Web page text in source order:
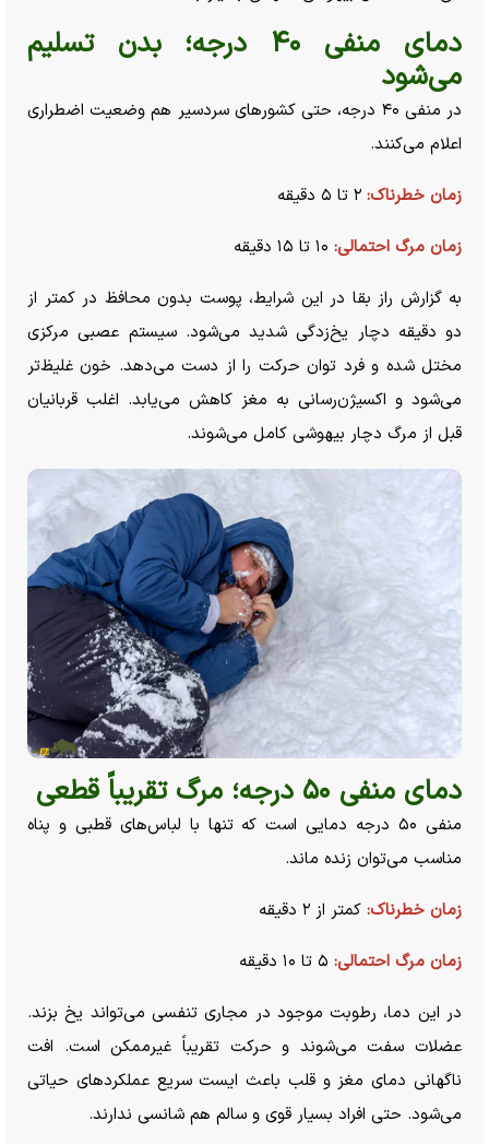
دمای منفی ۴۰ درجه؛ بدن تسلیم
می‌شود
در منفی ۴۰ درجه، حتی کشور‌های سردسیر هم وضعیت اضطراری
اعلام می‌کنند.
زمان خطرناک: ۲ تا ۵ دقیقه
زمان مرگ احتمالی:
به گزارش راز بقا در این شرایط، پوست بدون محافظ در کمتر از
دو دقیقه دچار یخ‌زدگی شدید می‌شود. سیستم عصبی مرکزی
مختل شده و فرد توان حرکت را از دست می‌دهد. خون غلیظ‌تر
می‌شود و اکسیژن‌رسانی به مغز کاهش می‌یابد. اغلب قربانیان
قبل از مرگ دچار بیهوشی کامل می‌شوند.
دمای منفی ۵۰ درجه؛ مرگ تقریباً قطعی
منفی ۵۰ درجه دمایی است که تنها با لباس‌های قطبی و پناه
مناسب می‌توان زنده ماند.
زمان خطرناک: کمتر از ۲ دقیقه
زمان مرگ احتمالی:
در این دما، رطوبت موجود در مجاری تنفسی می‌تواند یخ بزند.
عضلات سفت می‌شوند و حرکت تقریباً غیرممکن است. افت
ناگهانی دمای مغز و قلب باعث ایست سریع عملکرد‌های حیاتی
می‌شود. حتی افراد بسیار قوی و سالم هم شانسی ندارند.